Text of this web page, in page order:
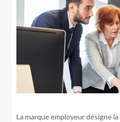
La marque employeur désigne la